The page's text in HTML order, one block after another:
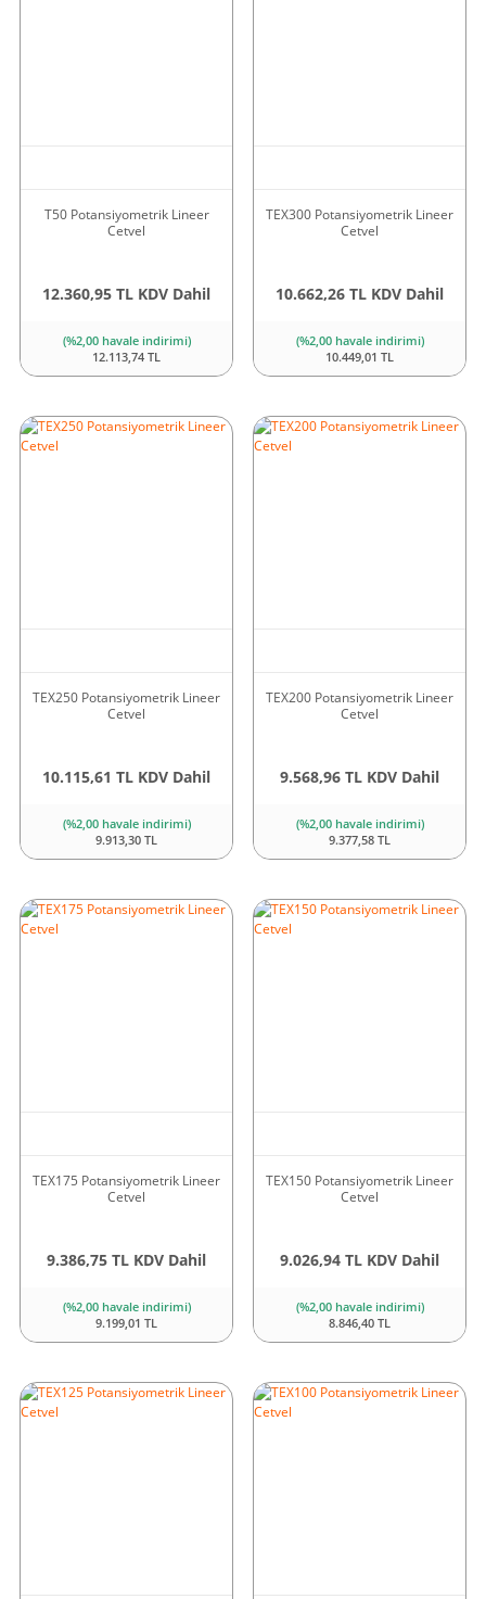
T50 Potansiyometrik Lineer
Cetvel
12.360,95 TL KDV Dahil
(%2,00 havale indirimi)
12.113,74 TL
TEX300 Potansiyometrik Lineer
Cetvel
10.662,26 TL KDV Dahil
(%2,00 havale indirimi)
10.449,01 TL
TEX250 Potansiyometrik Lineer
Cetvel
10.115,61 TL KDV Dahil
(%2,00 havale indirimi)
9.913,30 TL
TEX200 Potansiyometrik Lineer
Cetvel
9.568,96 TL KDV Dahil
(%2,00 havale indirimi)
9.377,58 TL
TEX175 Potansiyometrik Lineer
Cetvel
9.386,75 TL KDV Dahil
(%2,00 havale indirimi)
9.199,01 TL
TEX150 Potansiyometrik Lineer
Cetvel
9.026,94 TL KDV Dahil
(%2,00 havale indirimi)
8.846,40 TL